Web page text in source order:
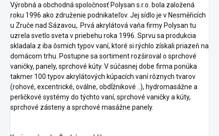
Výrobná a obchodná spoločnosť Polysan s.r.o. bola založená
roku 1996 ako združenie podnikateľov. Jej sídlo je v Nesměřicích
u Zruče nad Sázavou,. Prvá akrylátová vaňa firmy Polysan tu
uzrela svetlo sveta v priebehu roka 1996. Sprvu sa produkcia
skladala z iba ôsmich typov vaní, ktoré si rýchlo získali priazeň na
domácom trhu. Postupne sa sortiment rozširoval o sprchové
vaničky, panely, sprchové kúty. V súčasnej dobe firma ponúka
takmer 100 typov akrylátových kúpacích vaní rôznych tvarov
(rohové, excentrické, oválne, obdĺžnikové ..), hydromasážne a
perličkové systémy do týchto vaní, sprchové vaničky a kúty,
sprchové zásteny a sprchové masážne panely.